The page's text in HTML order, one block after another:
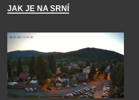
JAK JE NA SRNÍ